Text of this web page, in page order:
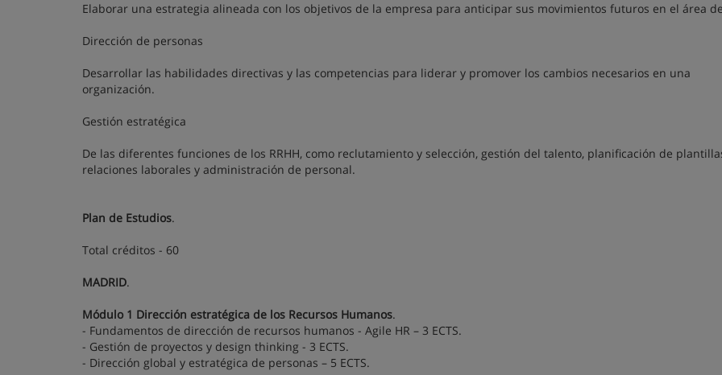
Elaborar una estrategia alineada con los objetivos de la empresa para anticipar sus movimientos futuros en el área
Dirección de personas
Desarrollar las habilidades directivas y las competencias para liderar y promover los cambios necesarios en una
organización.
Gestión estratégica
De las diferentes funciones de los RRHH, como reclutamiento y selección, gestión del talento, planificación de
relaciones laborales y administración de personal.
Plan de Estudios.
Total créditos - 60
MADRID.
Módulo 1 Dirección estratégica de los Recursos Humanos.
- Fundamentos de dirección de recursos humanos - Agile HR – 3 ECTS.
- Gestión de proyectos y design thinking - 3 ECTS.
- Dirección global y estratégica de personas – 5 ECTS.